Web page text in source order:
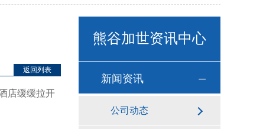
返回列表
店缓缓拉开
熊谷加世资讯中心
新闻资讯
公司动态